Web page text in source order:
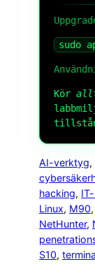
sudo
Kör
AI-verktyg,
hacking,
Linux, M90,
NetHunter,
S10,